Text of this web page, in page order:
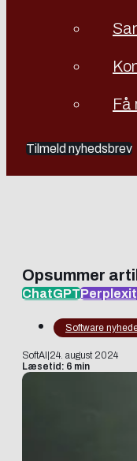
Få
Tilmeld nyhedsbrev
Opsummer
ChatGPT
Software
SoftAI 24. august 2024
Læsetid: 6 min